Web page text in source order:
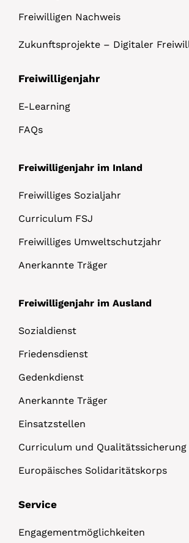
Freiwilligen Nachweis
Zukunftsprojekte – Digitaler
Freiwilligenjahr
E-Learning
FAQs
Freiwilligenjahr im Inland
Freiwilliges Sozialjahr
Curriculum FSJ
Freiwilliges Umweltschutzjahr
Anerkannte Träger
Freiwilligenjahr im Ausland
Sozialdienst
Friedensdienst
Gedenkdienst
Anerkannte Träger
Einsatzstellen
Curriculum und Qualitätssicherung
Europäisches Solidaritätskorps
Service
Engagementmöglichkeiten